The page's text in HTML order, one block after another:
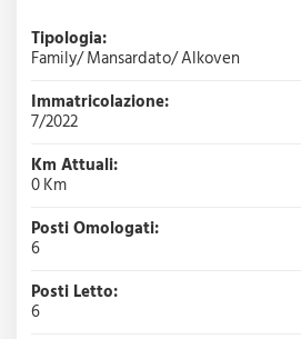
Tipologia:
Family/ Mansardato/ Alkoven
Immatricolazione:
7/2022
Km Attuali:
0 Km
Posti Omologati:
6
Posti Letto:
6